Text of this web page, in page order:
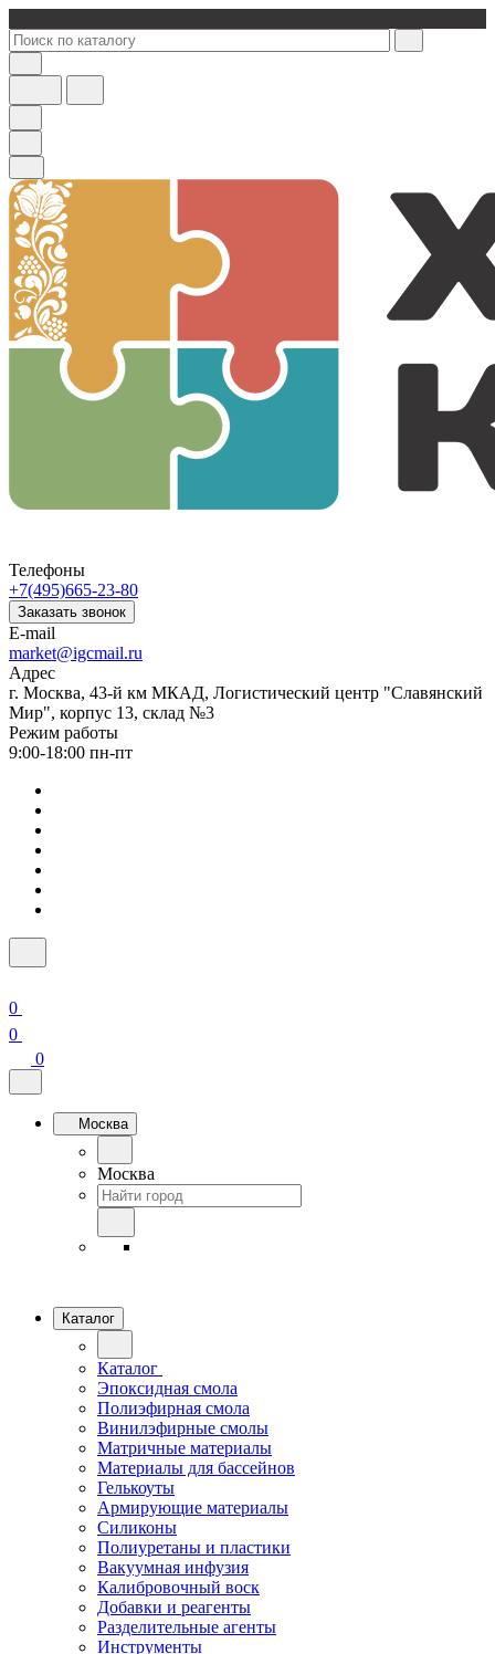
Телефоны
+7(495)665-23-80
Заказать звонок
E-mail
market@igcmail.ru
Адрес
г. Москва, 43-й км МКАД, Логистический центр "Славянский
Мир", корпус 13, склад №3
Режим работы
9:00-18:00 пн-пт
0
0
0
Москва
Москва
Каталог
Каталог
Эпоксидная смола
Полиэфирная смола
Винилэфирные смолы
Матричные материалы
Материалы для бассейнов
Гелькоуты
Армирующие материалы
Силиконы
Полиуретаны и пластики
Вакуумная инфузия
Калибровочный воск
Добавки и реагенты
Разделительные агенты
Инструменты